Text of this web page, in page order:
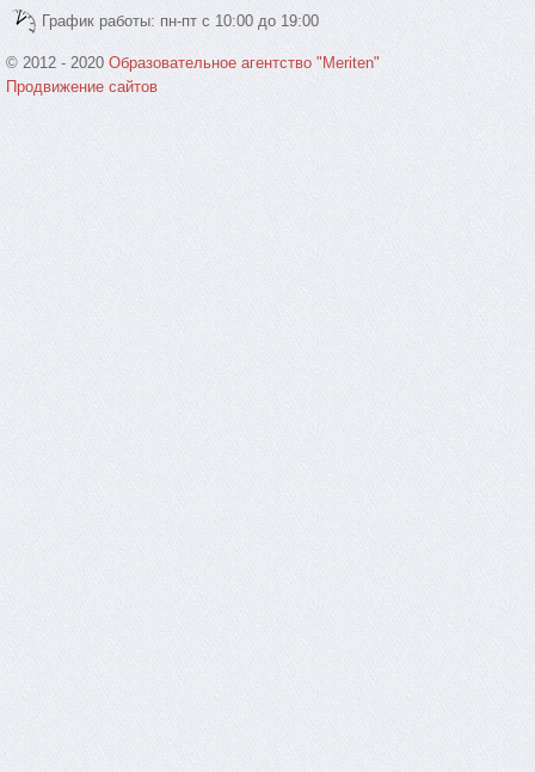
График работы: пн-пт с 10:00 до 19:00
© 2012 - 2020 Образовательное агентство "Meriten"
Продвижение сайтов